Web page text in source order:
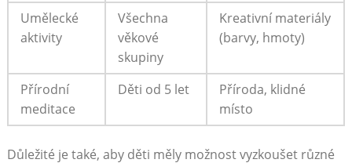
Umělecké
aktivity
Všechna
věkové
skupiny
Kreativní materiály
(barvy, hmoty)
Přírodní
meditace
Děti od⁢ 5 let
Příroda, klidné
místo
Důležité ⁣je také, aby děti měly možnost​ vyzkoušet různé